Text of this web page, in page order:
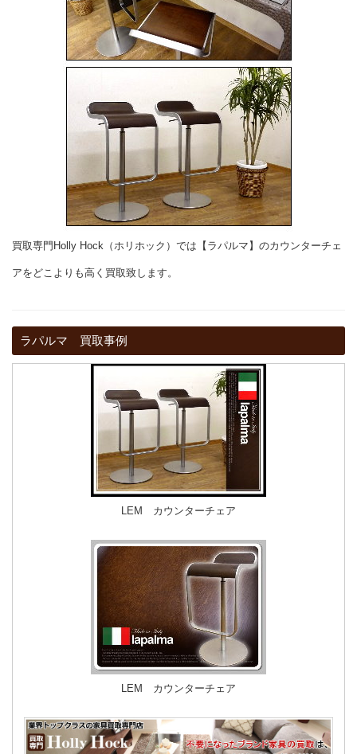
買取専門Holly Hock（ホリホック）では【ラパルマ】のカウンターチェ
アをどこよりも高く買取致します。
ラパルマ 買取事例
LEM カウンターチェア
LEM カウンターチェア